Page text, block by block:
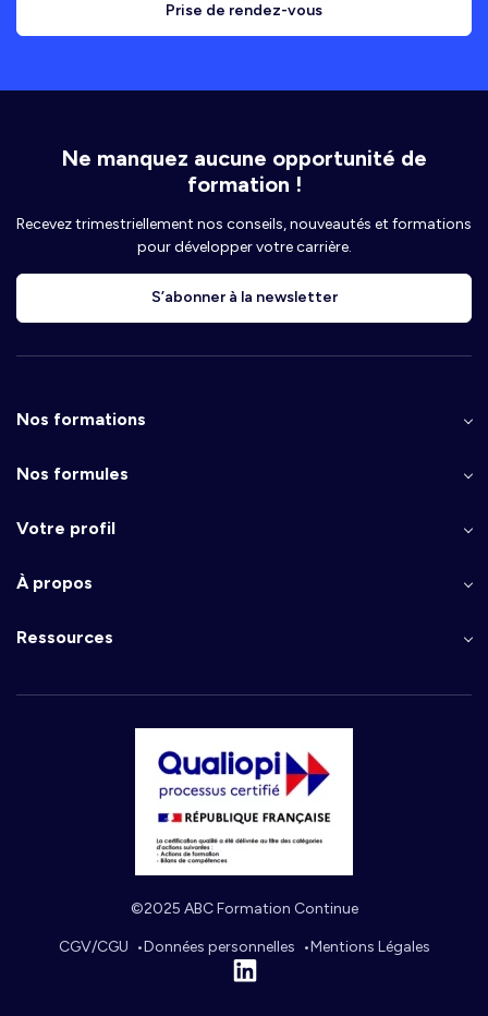
Prise de rendez-vous
Ne manquez aucune opportunité de
formation !
Recevez trimestriellement nos conseils, nouveautés et formations
pour développer votre carrière.
S’abonner à la newsletter
Nos formations
Nos formules
Votre profil
À propos
Ressources
©2025 ABC Formation Continue
CGV/CGU Données personnelles
Mentions Légales
Linkedin